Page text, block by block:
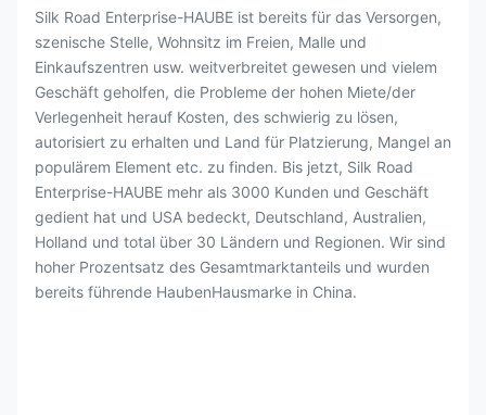
Silk Road Enterprise-HAUBE ist bereits für das Versorgen,
szenische Stelle, Wohnsitz im Freien, Malle und
Einkaufszentren usw. weitverbreitet gewesen und vielem
Geschäft geholfen, die Probleme der hohen Miete/der
Verlegenheit herauf Kosten, des schwierig zu lösen,
autorisiert zu erhalten und Land für Platzierung, Mangel an
populärem Element etc. zu finden. Bis jetzt, Silk Road
Enterprise-HAUBE mehr als 3000 Kunden und Geschäft
gedient hat und USA bedeckt, Deutschland, Australien,
Holland und total über 30 Ländern und Regionen. Wir sind
hoher Prozentsatz des Gesamtmarktanteils und wurden
bereits führende HaubenHausmarke in China.